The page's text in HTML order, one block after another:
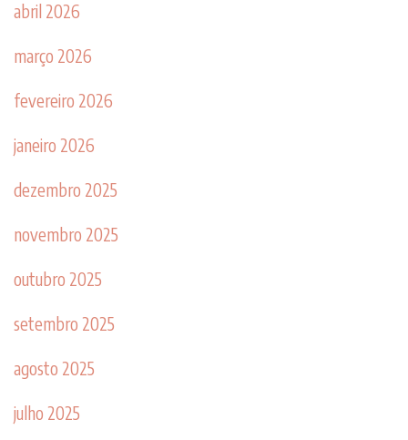
abril 2026
março 2026
fevereiro 2026
janeiro 2026
dezembro 2025
novembro 2025
outubro 2025
setembro 2025
agosto 2025
julho 2025